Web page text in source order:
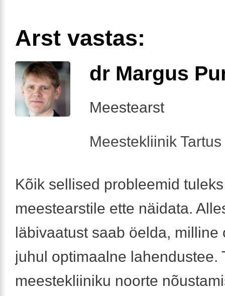
Arst vastas:
dr Margus
Meestearst
Meestekliinik
Kõik sellised probleemid tuleks
meestearstile ette näidata.
läbivaatust saab öelda, milline
juhul optimaalne lahendustee.
meestekliiniku noorte